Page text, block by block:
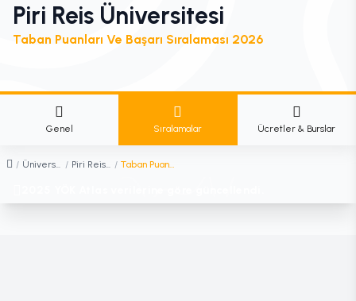
Piri Reis Üniversitesi
Taban Puanları Ve Başarı Sıralaması 2026
Genel Sıralamalar Ücretler & Burslar
/ Üniversiteler / Piri Reis Üniversitesi / Taban Puanları ve Başarı Sıralaması